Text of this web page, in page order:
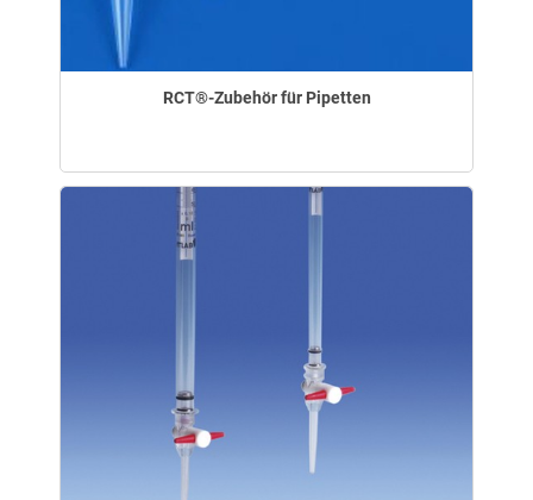
RCT®-Zubehör für Pipetten